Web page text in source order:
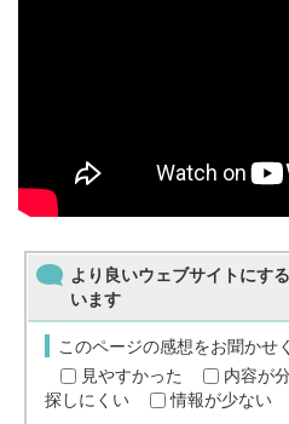
より良いウェブサイトにす
います
このページの感想をお聞かせ
見やすかった
内容が
探しにくい
情報が少ない